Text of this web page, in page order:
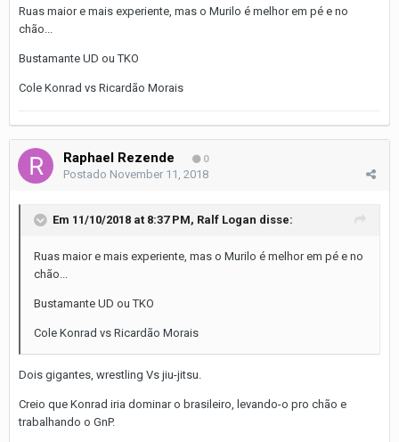
Ruas maior e mais experiente, mas o Murilo é melhor em pé e no
chão...
Bustamante UD ou TKO
Cole Konrad vs Ricardão Morais
Raphael Rezende 0
Postado November 11, 2018
Em 11/10/2018 at 8:37 PM, Ralf Logan disse:
Ruas maior e mais experiente, mas o Murilo é melhor em pé e no
chão...
Bustamante UD ou TKO
Cole Konrad vs Ricardão Morais
Dois gigantes, wrestling Vs jiu-jitsu.
Creio que Konrad iria dominar o brasileiro, levando-o pro chão e
trabalhando o GnP.